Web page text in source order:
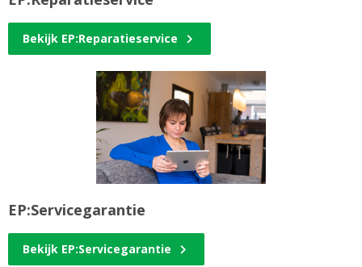
Bekijk EP:Reparatieservice
EP:Servicegarantie
Bekijk EP:Servicegarantie